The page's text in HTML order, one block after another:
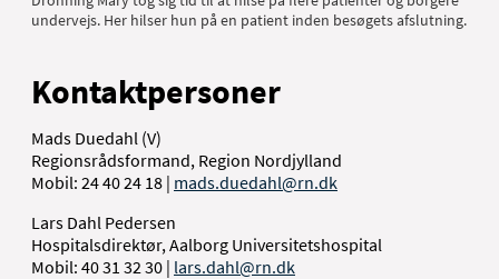
undervejs. Her hilser hun på en patient inden besøgets afslutning.
Kontaktpersoner
Mads Duedahl (V)
Regionsrådsformand, Region Nordjylland
Mobil: 24 40 24 18 | mads.duedahl@rn.dk
Lars Dahl Pedersen
Hospitalsdirektør, Aalborg Universitetshospital
Mobil: 40 31 32 30 | lars.dahl@rn.dk